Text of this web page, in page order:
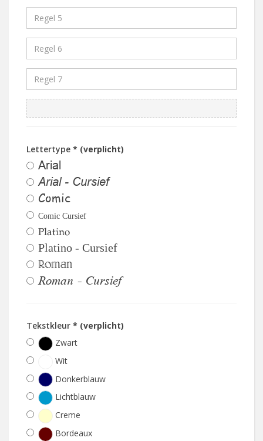
Lettertype * (verplicht)
Arial
Arial - Cursief
Comic
Comic Cursief
Platino
Platino - Cursief
Roman
Roman - Cursief
Tekstkleur * (verplicht)
Zwart
Wit
Donkerblauw
Lichtblauw
Creme
Bordeaux